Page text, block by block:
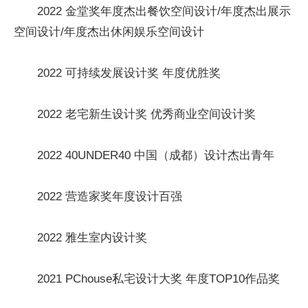
2022 金堂奖年度杰出餐饮空间设计/年度杰出展示
空间设计/年度杰出休闲娱乐空间设计
2022 可持续发展设计奖 年度优胜奖
2022 老宅新生设计奖 优秀商业空间设计奖
2022 40UNDER40 中国（成都）设计杰出青年
2022 营造家奖年度设计百强
2022 雅生室内设计奖
2021 PChouse私宅设计大奖 年度TOP10作品奖